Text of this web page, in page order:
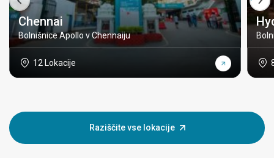
Chennai
Bolnišnice Apollo v Chennaiju
12 Lokacije
Raziščite vse lokacije